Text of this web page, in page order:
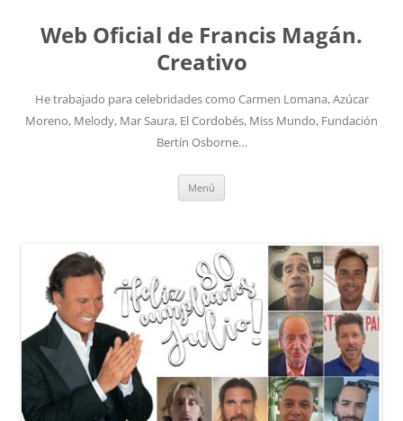
contenido
Web Oficial de Francis Magán.
Creativo
He trabajado para celebridades como Carmen Lomana, Azúcar
Moreno, Melody, Mar Saura, El Cordobés, Miss Mundo, Fundación
Bertín Osborne…
Menú